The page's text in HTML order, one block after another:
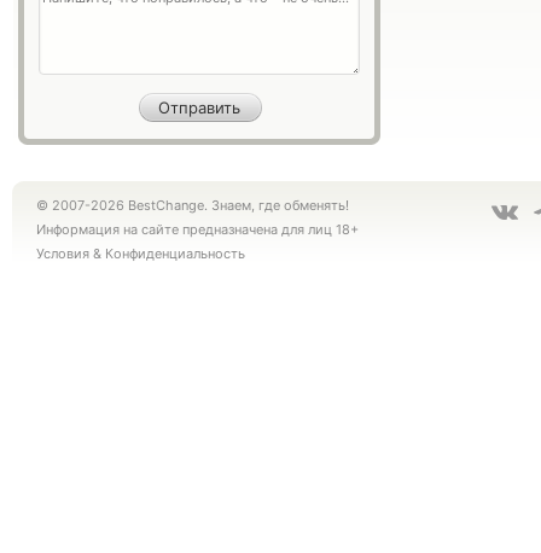
© 2007-2026 BestChange. Знаем, где обменять!
Информация на сайте предназначена для лиц 18+
Условия & Конфиденциальность